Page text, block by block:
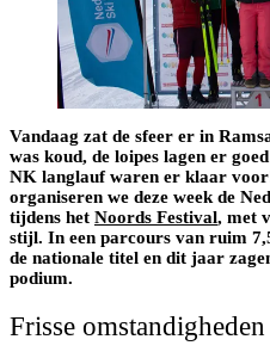
Vandaag zat de sfeer er in
was koud, de loipes lagen er
NK langlauf waren er klaar
organiseren we deze week de
tijdens het Noords Festival, met
stijl. In een parcours van ruim
de nationale titel en dit jaar
podium.
Frisse